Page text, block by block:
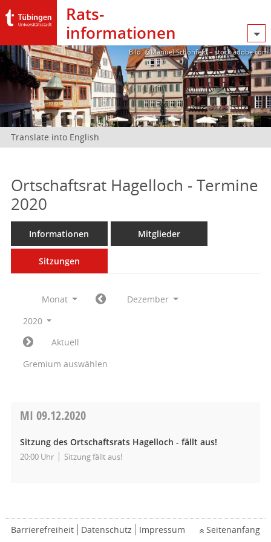
Rats­
informationen
Bild: @Manuel Schönfeld – stock.adobe.com
Translate into English
Ortschaftsrat Hagelloch - Termine
2020
Informationen Mitglieder
Sitzungen
Monat
Dezember
2020
Aktuell
Gremium auswählen
MI 09.12.2020
Sitzung des Ortschaftsrats Hagelloch - fällt aus!
20:00 Uhr Sitzung fällt aus!
Barrierefreiheit Datenschutz Impressum Seitenanfang